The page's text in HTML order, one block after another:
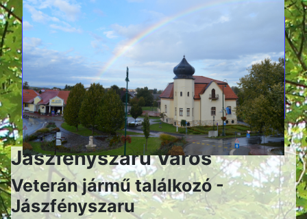
Jászfényszaru Város
Veterán jármű találkozó -
Jászfényszaru